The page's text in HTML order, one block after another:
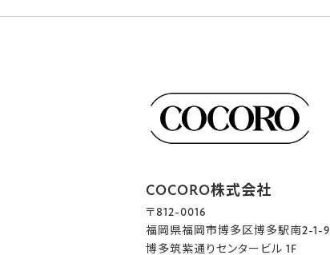
COCORO株式会社
〒812-0016
福岡県福岡市博多区博多駅南2-1-9
博多筑紫通りセンタービル 1F